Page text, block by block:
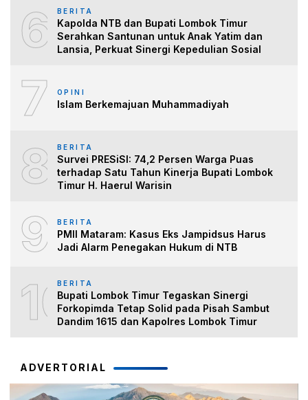
6 BERITA
Kapolda NTB dan Bupati Lombok Timur
Serahkan Santunan untuk Anak Yatim dan
Lansia, Perkuat Sinergi Kepedulian Sosial
7 OPINI
Islam Berkemajuan Muhammadiyah
8 BERITA
Survei PRESiSI: 74,2 Persen Warga Puas
terhadap Satu Tahun Kinerja Bupati Lombok
Timur H. Haerul Warisin
9 BERITA
PMII Mataram: Kasus Eks Jampidsus Harus
Jadi Alarm Penegakan Hukum di NTB
10BERITA
Bupati Lombok Timur Tegaskan Sinergi
Forkopimda Tetap Solid pada Pisah Sambut
Dandim 1615 dan Kapolres Lombok Timur
ADVERTORIAL